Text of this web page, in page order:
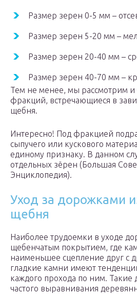
Размер зерен 0-5 мм –
Размер зерен 5-20 мм –
Размер зерен 20-40 мм –
Размер зерен 40-70 мм –
Тем не менее, мы рассмотрим и
фракций, встречающиеся в
щебня.
Интересно! Под фракцией
сыпучего или кускового
единому признаку. В данном
отдельных зёрен (Большая
Энциклопедия).
Уход за дорожками
щебня
Наиболее трудоемки в уходе
щебенчатым покрытием, где
наименьшее сцепление друг с
гладкие камни имеют
каждого прохода по ним. Такие
частого выравнивания